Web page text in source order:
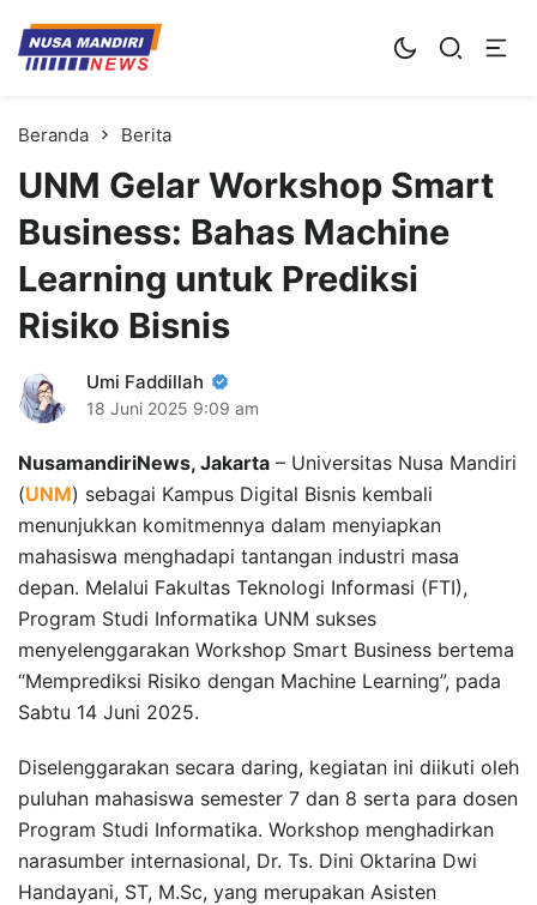
Kampus Digital Bisnis
Universitas Nusa Mandiri
Beranda Berita
UNM Gelar Workshop Smart
Business: Bahas Machine
Learning untuk Prediksi
Risiko Bisnis
Umi Faddillah
18 Juni 2025 9:09 am
NusamandiriNews, Jakarta – Universitas Nusa Mandiri
(UNM) sebagai Kampus Digital Bisnis kembali
menunjukkan komitmennya dalam menyiapkan
mahasiswa menghadapi tantangan industri masa
depan. Melalui Fakultas Teknologi Informasi (FTI),
Program Studi Informatika UNM sukses
menyelenggarakan Workshop Smart Business bertema
“Memprediksi Risiko dengan Machine Learning”, pada
Sabtu 14 Juni 2025.
Diselenggarakan secara daring, kegiatan ini diikuti oleh
puluhan mahasiswa semester 7 dan 8 serta para dosen
Program Studi Informatika. Workshop menghadirkan
narasumber internasional, Dr. Ts. Dini Oktarina Dwi
Handayani, ST, M.Sc, yang merupakan Asisten